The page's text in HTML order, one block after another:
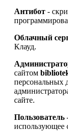
Антибот -
Облачный
Клауд.
сайтом
персональных
сайте.
Пользователь
использующее